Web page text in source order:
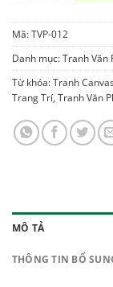
Mã:TVP-012
Danh mục:Tranh Văn
Từ khóa:Tranh
Trang Trí, Tranh Văn
MÔ TẢ
THÔNG TIN BỔ